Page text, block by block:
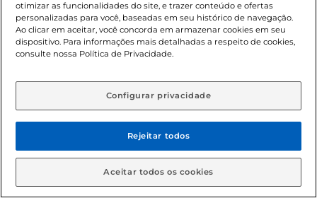
sofrer alterações sem prévia notificação. Proibida a venda
de bebidas alcoólicas para menores de 18 anos, conforme
Lei n.º 8069/90, art. 81, inciso II (Estatuto da Criança e do
Adolescente). Preços e condições exclusivos para o
aviso prévio. O valor mínimo para as compras on-line é de
© 2026 Copyright. Todos os direitos
reservados Gbarbosa.
otimizar as funcionalidades do site, e trazer conteúdo e ofertas
personalizadas para você, baseadas em seu histórico de navegação.
Ao clicar em aceitar, você concorda em armazenar cookies em seu
dispositivo. Para informações mais detalhadas a respeito de cookies,
consulte nossa Política de Privacidade.
Configurar privacidade
Rejeitar todos
Aceitar todos os cookies